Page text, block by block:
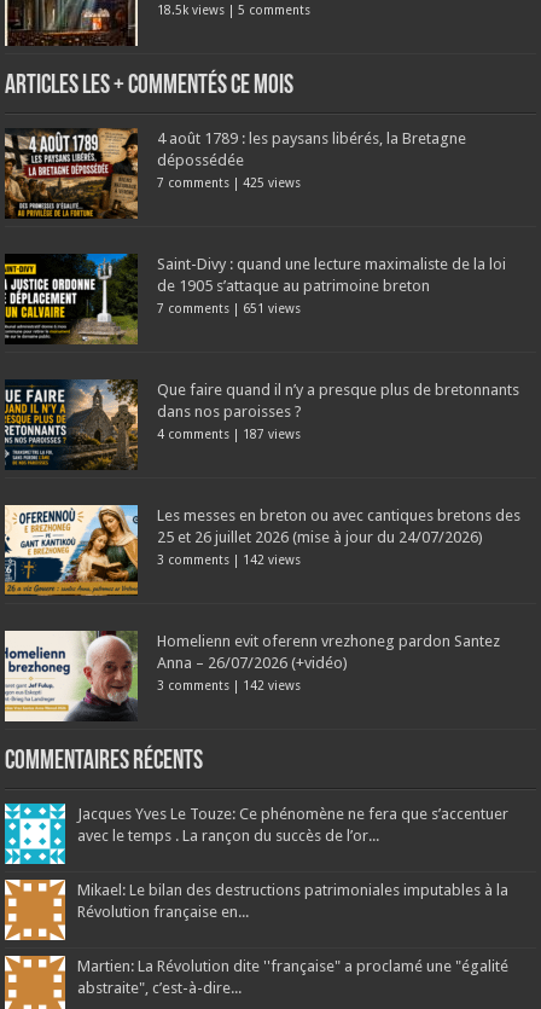
18.5k views |5 comments
Articles les + commentés ce mois
4 août 1789 : les paysans libérés, la Bretagne
dépossédée
7 comments |425 views
Saint-Divy : quand une lecture maximaliste de la loi
de 1905 s’attaque au patrimoine breton
7 comments | 651 views
Que faire quand il n’y a presque plus de bretonnants
dans nos paroisses ?
4 comments | 187 views
Les messes en breton ou avec cantiques bretons des
25 et 26 juillet 2026 (mise à jour du 24/07/2026)
3 comments | 142 views
Homelienn evit oferenn vrezhoneg pardon Santez
Anna – 26/07/2026 (+vidéo)
3 comments | 142 views
Commentaires récents
Jacques Yves Le Touze: Ce phénomène ne fera que s’accentuer
avec le temps . La rançon du succès de l’or...
Mikael: Le bilan des destructions patrimoniales imputables à la
Révolution française en...
Martien: La Révolution dite ''française" a proclamé une "égalité
abstraite", c’est-à-dire...